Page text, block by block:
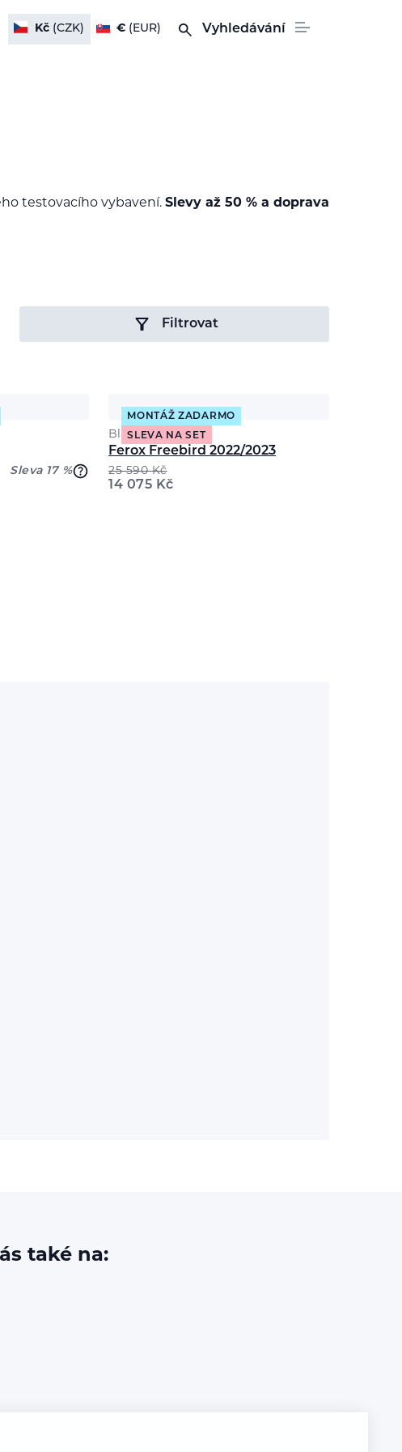
Kč(CZK) € (EUR) Vyhledávání
testovacího vybavení. Slevy až 50 % a doprava
Filtrovat
Sleva 17 %
MONTÁŽ ZADARMO
SLEVA NA SET
Black Crows
Ferox Freebird 2022/2023
25 590Kč
14 075 Kč
také na: